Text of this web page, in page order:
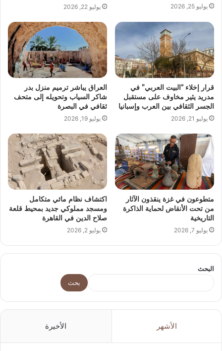
يوليو 25, 2026 يوليو 22, 2026
قرار إخلاء “البيت العربي” في
مدريد يثير مخاوف على مستقبل
الجسر الثقافي بين العرب وإسبانيا
يوليو 21, 2026
العراق يباشر ترميم منزل بدر
شاكر السياب وتحويله إلى متحف
ثقافي في البصرة
يوليو 19, 2026
متطوعون في غزة ينقذون الآثار
من تحت الأنقاض لحماية الذاكرة
التاريخية
يوليو 7, 2026
اكتشاف نظام مائي متكامل
ومسجد مملوكي جديد بمحيط قلعة
صلاح الدين في القاهرة
يوليو 2, 2026
البحث
بحث
الأشهر الأخيرة